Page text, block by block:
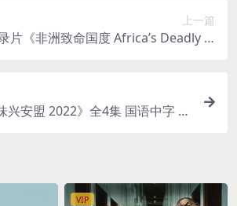
上一篇
片《非洲致命国度 Africa’s Deadly Ki
兴安盟 2022》全4集 国语中字 4
VIP